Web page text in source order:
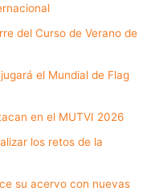
del Curso de Verano de
el Mundial de Flag
en el MUTVI 2026
los retos de la
su acervo con nuevas